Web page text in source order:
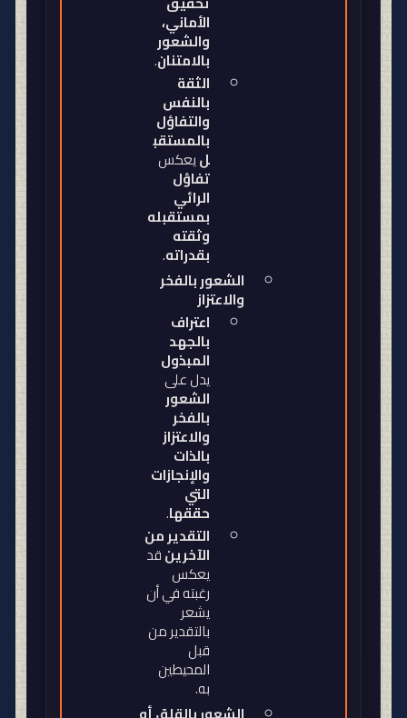
الأماني،
والشعور
بالامتنان.
الثقة
بالنفس
والتفاؤل
بالمستقب
ليعكس
تفاؤل
الرائي
بمستقبله
وثقته
بقدراته.
الشعور بالفخر
والاعتزاز
اعتراف
بالجهد
المبذول
يدل على
الشعور
بالفخر
والاعتزاز
بالذات
والإنجازات
التي
حققها.
التقدير من
الآخرينقد
يعكس
رغبته في أن
يشعر
بالتقدير من
قبل
المحيطين
به.